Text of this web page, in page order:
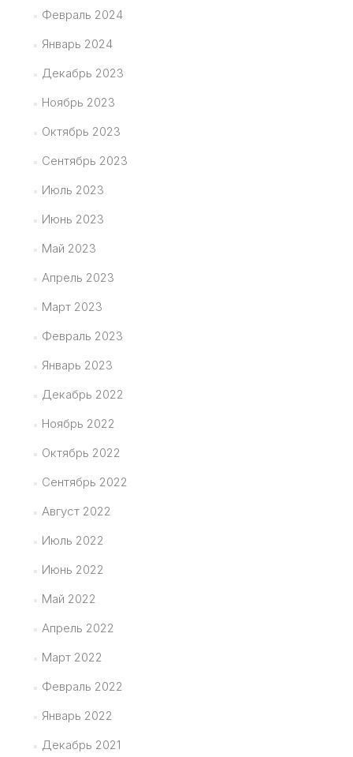
Февраль 2024
Январь 2024
Декабрь 2023
Ноябрь 2023
Октябрь 2023
Сентябрь 2023
Июль 2023
Июнь 2023
Май 2023
Апрель 2023
Март 2023
Февраль 2023
Январь 2023
Декабрь 2022
Ноябрь 2022
Октябрь 2022
Сентябрь 2022
Август 2022
Июль 2022
Июнь 2022
Май 2022
Апрель 2022
Март 2022
Февраль 2022
Январь 2022
Декабрь 2021